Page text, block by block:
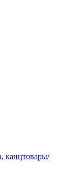
канцтовары/